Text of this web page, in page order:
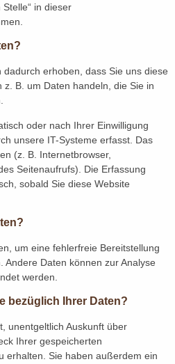
Stelle“ in dieser
erhoben, dass Sie uns diese
B. um Daten handeln, die Sie in
oder nach Ihrer Einwilligung
unsere IT-Systeme erfasst. Das
(z. B. Internetbrowser,
Seitenaufrufs). Die Erfassung
sobald Sie diese Website
um eine fehlerfreie Bereitstellung
Andere Daten können zur Analyse
werden.
bezüglich Ihrer Daten?
unentgeltlich Auskunft über
Ihrer gespeicherten
erhalten. Sie haben außerdem ein